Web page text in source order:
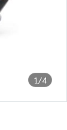
1/4